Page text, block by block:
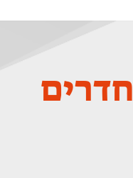
הובלת דירה 3 חדרים